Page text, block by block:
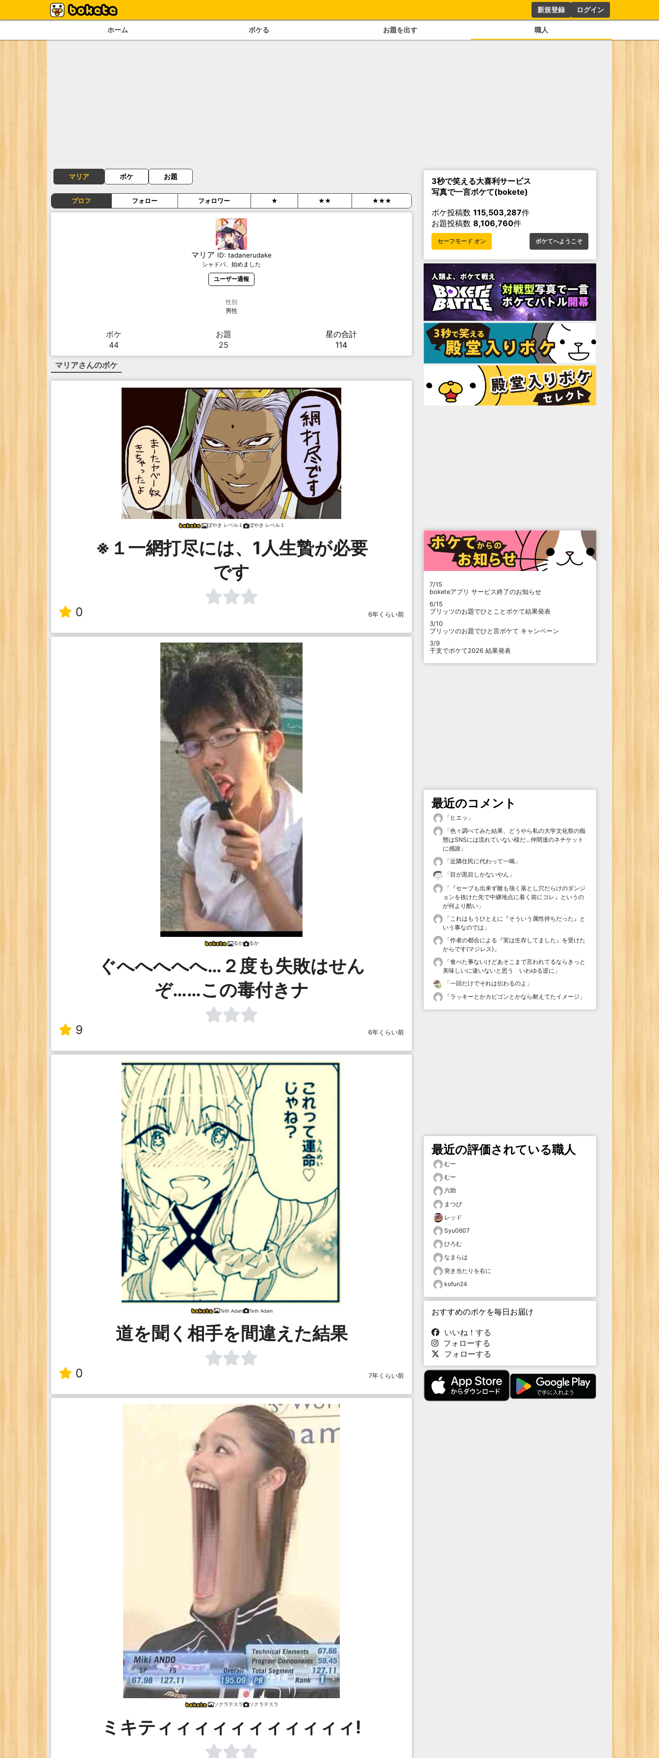
新規登録 ログイン
ホーム ボケる お題を出す 職人
マリア ボケ お題
プロフ フォロー フォロワー ★ ★★ ★★★
マリア ID: tadanerudake
シャドバ、始めました
ユーザー通報
性別
男性
ボケ
44
お題
25
星の合計
114
マリアさんのボケ
ぼやき レベル１ ぼやき レベル１
※１一網打尽には、1人生贄が必要
です
0 6年くらい前
るか るか
ぐへへへへへ…２度も失敗はせん
ぞ……この毒付きナ
9 6年くらい前
Teth Adam Teth Adam
道を聞く相手を間違えた結果
0 7年くらい前
ソクラテスラ ソクラテスラ
ミキティィィィィィィィィィィ!
3秒で笑える大喜利サービス
写真で一言ボケて(bokete)
ボケ投稿数 115,503,287件
お題投稿数 8,106,760件
セーフモード オン ボケてへようこそ
7/15
boketeアプリ サービス終了のお知らせ
6/15
プリッツのお題でひとことボケて結果発表
3/10
プリッツのお題でひと言ボケて キャンペーン
3/9
干支でボケて2026 結果発表
最近のコメント
「 ヒエッ 」
「色々調べてみた結果、どうやら私の大学文化祭の痴
態はSNSには流れていない様だ…仲間達のネチケット
に感謝 」
「近隣住民に代わって一喝 」
「目が黒目しかないやん 」
「 『セーブも出来ず敵も強く落とし穴だらけのダンジ
ョンを抜けた先で中継地点に着く前にコレ』というの
が何より酷い 」
「 これはもうひとえに『そういう属性持ちだった』と
いう事なのでは 」
「作者の都合による『実は生存してました』を受けた
からです(マジレス) 」
「食べた事ないけどあそこまで言われてるならきっと
美味しいに違いないと思う いわゆる逆に 」
「一回だけでそれは伝わるのよ 」
「ラッキーとかカビゴンとかなら耐えてたイメージ 」
最近の評価されている職人
むー
むー
六助
まつぴ
レッド
Syu0607
ひろむ
なまらは
突き当たりを右に
kofun24
おすすめのボケを毎日お届け
いいね！する
フォローする
フォローする